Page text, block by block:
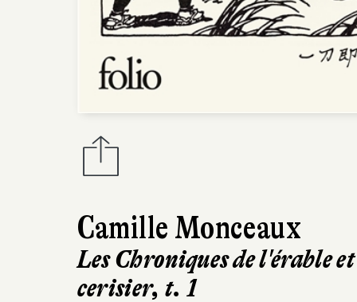
Camille Monceaux
Les Chroniques de l'érable
cerisier, t. 1